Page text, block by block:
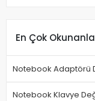
En Çok
Notebook Adaptörü
Notebook Klavye